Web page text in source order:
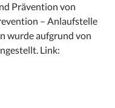
Prävention von
– Anlaufstelle
wurde aufgrund von
Link: